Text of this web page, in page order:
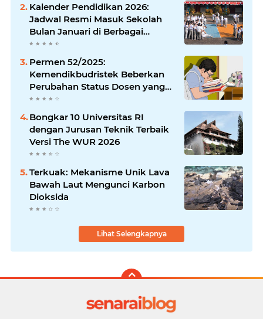
Kalender Pendidikan 2026:
Jadwal Resmi Masuk Sekolah
Bulan Januari di Berbagai
Daerah
Permen 52/2025:
Kemendikbudristek Beberkan
Perubahan Status Dosen yang
Krusial
Bongkar 10 Universitas RI
dengan Jurusan Teknik Terbaik
Versi The WUR 2026
Terkuak: Mekanisme Unik Lava
Bawah Laut Mengunci Karbon
Dioksida
Lihat Selengkapnya